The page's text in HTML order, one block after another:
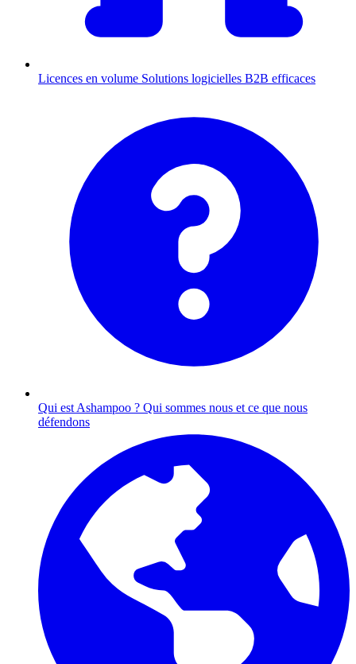
Licences en volume Solutions logicielles B2B efficaces
Qui est Ashampoo ? Qui sommes nous et ce que nous
défendons